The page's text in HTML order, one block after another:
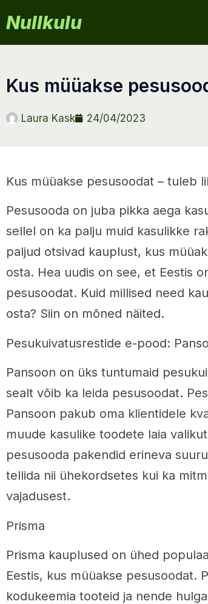
Nullkulu
kus müüakse
Laura Kask 24/04/2023
Kus müüakse pesusoodat – tuleb
Pesusooda on juba pikka aega
sellel on ka palju muid kasulikke
paljud otsivad kauplust, kus
osta. Hea uudis on see, et Eestis
pesusoodat. Kuid millised need
osta? Siin on mõned näited.
Pesukuivatusrestide e-pood:
Pansoon on üks tuntumaid
sealt võib ka leida pesusoodat.
Pansoon pakub oma klientidele
muude kasulike toodete laia
pesusooda pakendid erineva
tellida nii ühekordsetes kui ka
vajadusest.
Prisma
Prisma kauplused on ühed
Eestis, kus müüakse pesusoodat.
kodukeemia tooteid ja nende